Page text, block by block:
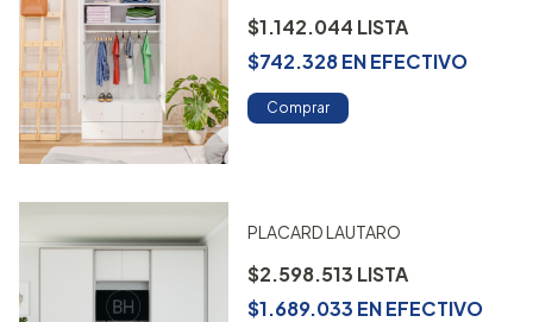
$1.142.044
$742.328ENEFECTIVO
Comprar
PLACARD LAUTARO
$2.598.513
$1.689.033 ENEFECTIVO